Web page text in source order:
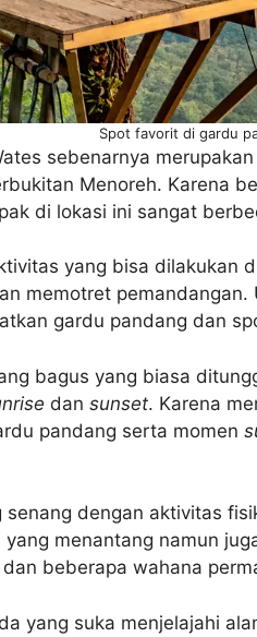
Spot favorit di gardu
sebenarnya
Menoreh. Karena
di lokasi ini sangat
yang bisa dilakukan
memotret pemandangan.
gardu pandang dan
bagus yang biasa
dan sunset. Karena
pandang serta momen
senang dengan aktivitas
menantang namun
dan beberapa wahana
yang suka menjelajahi